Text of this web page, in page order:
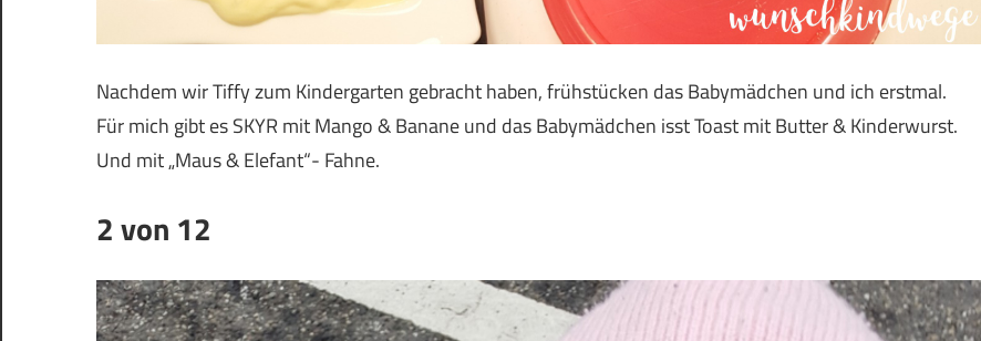
Nachdem wir Tiffy zum Kindergarten gebracht haben, frühstücken das Babymädchen und ich erstmal.
Für mich gibt es SKYR mit Mango & Banane und das Babymädchen isst Toast mit Butter & Kinderwurst.
Und mit „Maus & Elefant“- Fahne.
2 von 12